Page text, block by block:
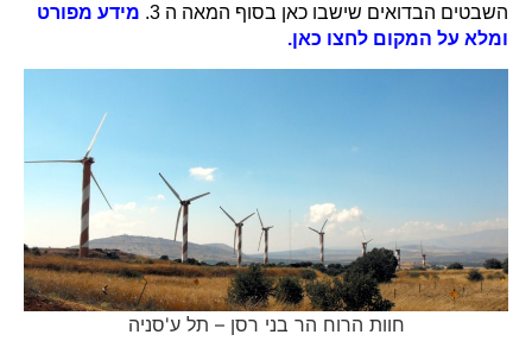
השבטים הבדואים שישבו כאן בסוף המאה ה 3.
מידע מפורט
ומלא על המקום לחצו כאן.
חוות הרוח הר בני רסן – תל ע'סניה